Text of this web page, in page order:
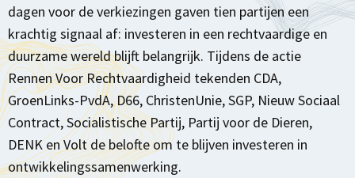
dagen voor de verkiezingen gaven tien partijen een
krachtig signaal af: investeren in een rechtvaardige en
duurzame wereld blijft belangrijk. Tijdens de actie
Rennen Voor Rechtvaardigheid tekenden CDA,
GroenLinks-PvdA, D66, ChristenUnie, SGP, Nieuw Sociaal
Contract, Socialistische Partij, Partij voor de Dieren,
DENK en Volt de belofte om te blijven investeren in
ontwikkelingssamenwerking.